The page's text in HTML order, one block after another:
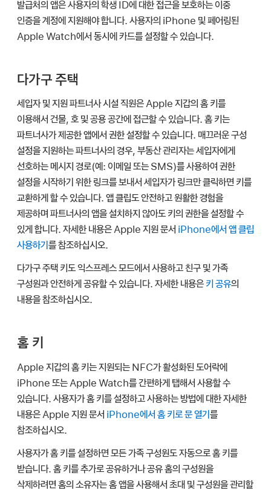
발급처의 앱은 사용자의 학생 ID에 대한 접근을 보호하는 이중
인증을 계정에 지원해야 합니다. 사용자의 iPhone 및 페어링된
Apple Watch에서 동시에 카드를 설정할 수 있습니다.
다가구 주택
세입자 및 지원 파트너사 시설 직원은Apple 지갑의 홈 키를
이용해서 건물, 호 및 공용 공간에 접근할 수 있습니다. 홈 키는
파트너사가 제공한 앱에서 권한 설정할 수 있습니다. 매끄러운 구성
설정을 지원하는 파트너사의 경우, 부동산 관리자는 세입자에게
선호하는 메시지 경로(예: 이메일 또는 SMS)를 사용하여 권한
설정을 시작하기 위한 링크를 보내서 세입자가 링크만 클릭하면 키를
교환하게 할 수 있습니다. 앱 클립도 안전하고 원활한 경험을
제공하며 파트너사의 앱을 설치하지 않아도 키의 권한을 설정할 수
있게 합니다. 자세한 내용은 Apple 지원 문서 iPhone에서 앱 클립
사용하기 를 참조하십시오.
다가구 주택 키도 익스프레스 모드에서 사용하고 친구 및 가족
구성원과 안전하게 공유할 수 있습니다. 자세한 내용은 키 공유의
내용을 참조하십시오.
홈 키
Apple 지갑의 홈 키는 지원되는 NFC가 활성화된 도어락에
iPhone 또는 Apple Watch를 간편하게 탭해서 사용할 수
있습니다. 사용자가 홈 키를 설정하고 사용하는 방법에 대한 자세한
내용은 Apple 지원 문서 iPhone에서 홈 키로 문 열기를
참조하십시오.
사용자가 홈 키를 설정하면 모든 가족 구성원도 자동으로 홈 키를
받습니다. 홈 키를 추가로 공유하거나 공유 홈의 구성원을
삭제하려면 홈의 소유자는 홈 앱을 사용해서 초대 및 구성원을 관리할